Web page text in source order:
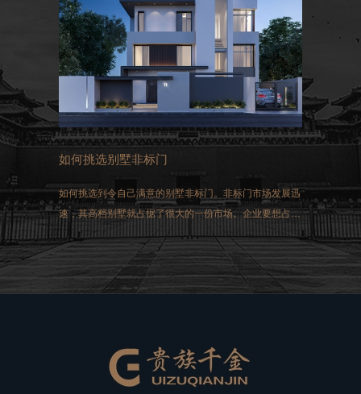
如何挑选别墅非标门
如何挑选到令自己满意的别墅非标门。非标门市场发展迅
速，其高档别墅就占据了很大的一份市场。企业要想占得
这一市场，选择生产的非标门就必须符合国家生产的标
准。同时做好三方面的工作：过硬的质量、先进的技术和
良好的品牌形象。在高档别墅在装修过程中，非标门是比
较重要的一个方面，选择到一款合适